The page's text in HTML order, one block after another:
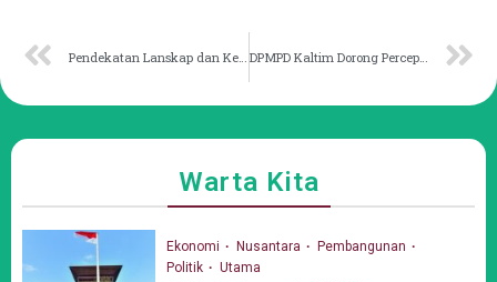
DPMPD Kaltim Dorong Percepatan Perdes Mangrove
Warta Kita
Ekonomi Nusantara
Pembangunan
Politik
Utama